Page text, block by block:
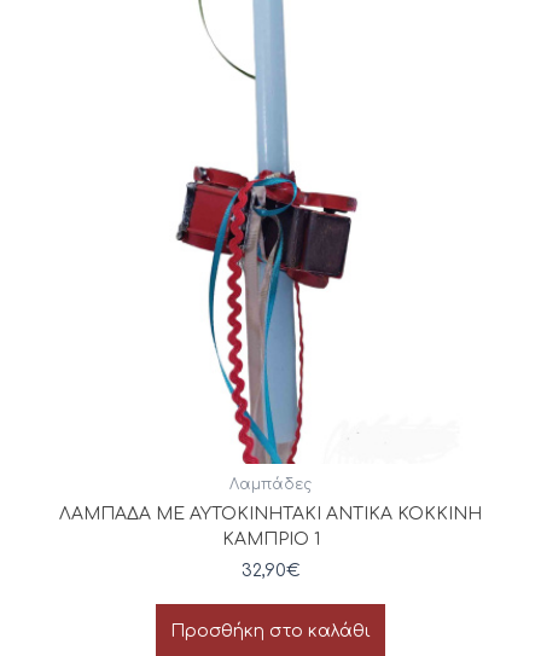
Λαμπάδες
ΛΑΜΠΑΔΑ ΜΕ ΑΥΤΟΚΙΝΗΤΑΚΙ ΑΝΤΙΚΑ ΚΟΚΚΙΝΗ
ΚΑΜΠΡΙΟ 1
32,90€
Προσθήκη στο καλάθι